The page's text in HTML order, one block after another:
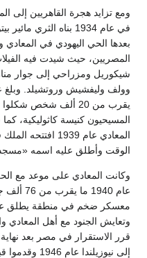
ومع تزايد هجرة القاهريين إلى
في عام 1934 بناه
بعدها الحي اليهودي في
المصريين، حيث شيدت فيه الفيلات
شيكوريل ومزراحي إلى جوار
وولف وليفشيش وروتشيلد. وبلغ
يقرب من 20 ألف شخص
المسيحيون كنيسة كاثوليكية،
المعادي عام
الوقت وأطلق عليه اسمه «مسجد
وكانت المعادي على موعد مع
عام
معسكر ضخم في منطقة يطلق
وتعايش الجنود مع أهل
قرر الاستقرار في مصر بعد
إلى